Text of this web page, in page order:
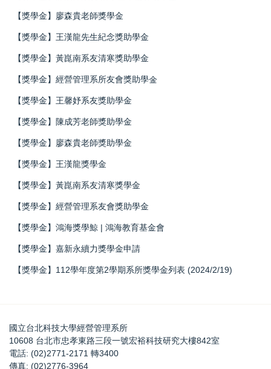
【獎學金】廖森貴老師獎學金
【獎學金】王漢龍先生紀念獎助學金
【獎學金】黃崑南系友清寒獎助學金
【獎學金】經營管理系所友會獎助學金
【獎學金】王馨妤系友獎助學金
【獎學金】陳成芳老師獎助學金
【獎學金】廖森貴老師獎助學金
【獎學金】王漢龍獎學金
【獎學金】黃崑南系友清寒獎學金
【獎學金】經營管理系友會獎助學金
【獎學金】鴻海獎學鯨 | 鴻海教育基金會
【獎學金】嘉新永續力獎學金申請
【獎學金】112學年度第2學期系所獎學金列表 (2024/2/19)
國立台北科技大學經營管理系所
10608 台北市忠孝東路三段一號宏裕科技研究大樓842室
電話: (02)2771-2171 轉3400
傳真: (02)2776-3964